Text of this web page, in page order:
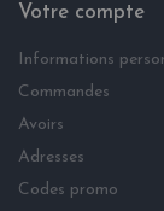
Votre compte
Informations
Commandes
Avoirs
Adresses
Codes promo